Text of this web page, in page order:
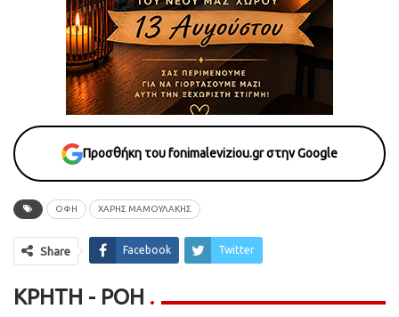
Προσθήκη του fonimaleviziou.gr στην Google
ΟΦΗ ΧΆΡΗΣ ΜΑΜΟΥΛΆΚΗΣ
Share Facebook Twitter
ΚΡΉΤΗ - ΡΟΗ